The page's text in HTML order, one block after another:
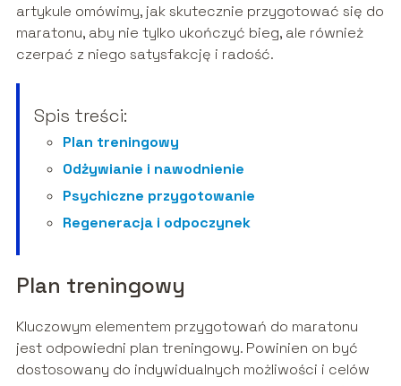
artykule omówimy, jak skutecznie przygotować się do
maratonu, aby nie tylko ukończyć bieg, ale również
czerpać z niego satysfakcję i radość.
Spis treści:
Plan treningowy
Odżywianie i nawodnienie
Psychiczne przygotowanie
Regeneracja i odpoczynek
Plan treningowy
Kluczowym elementem przygotowań do maratonu
jest odpowiedni plan treningowy. Powinien on być
dostosowany do indywidualnych możliwości i celów